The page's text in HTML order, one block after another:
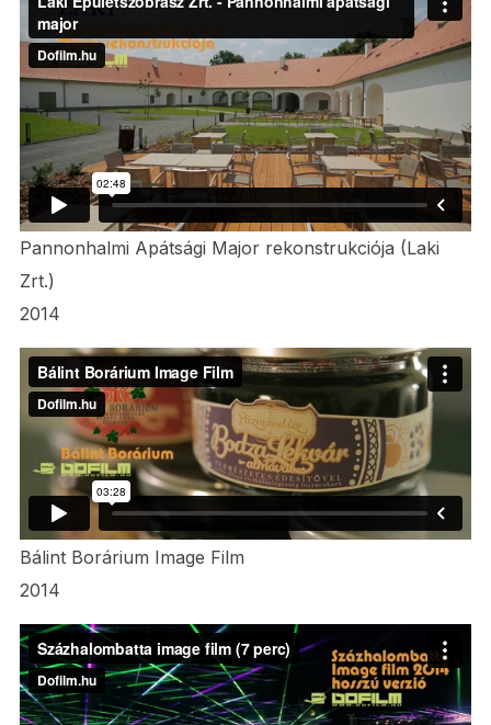
Pannonhalmi Apátsági Major rekonstrukciója (Laki
Zrt.)
2014
Bálint Borárium Image Film
2014